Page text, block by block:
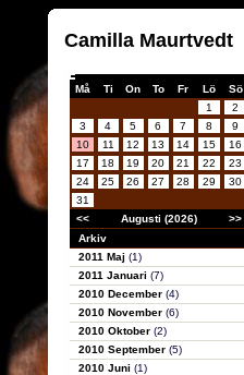
Camilla Maurtvedt
Må Ti On To Fr Lö
Sö
1
2
3
4 5 6 7 8
9
10
11 12 13 14 15
16
17
18 19 20 21 22
23
24
25 26 27 28 29
30
31
<<
Augusti (2026)
>>
Arkiv
2011 Maj (1)
2011 Januari (7)
2010 December (4)
2010 November (6)
2010 Oktober (2)
2010 September (5)
2010 Juni (1)